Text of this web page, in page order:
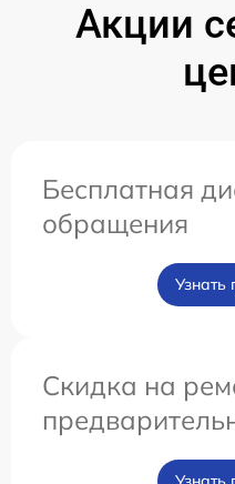
Акции
Бесплатная
обращения
Узнать
Скидка на